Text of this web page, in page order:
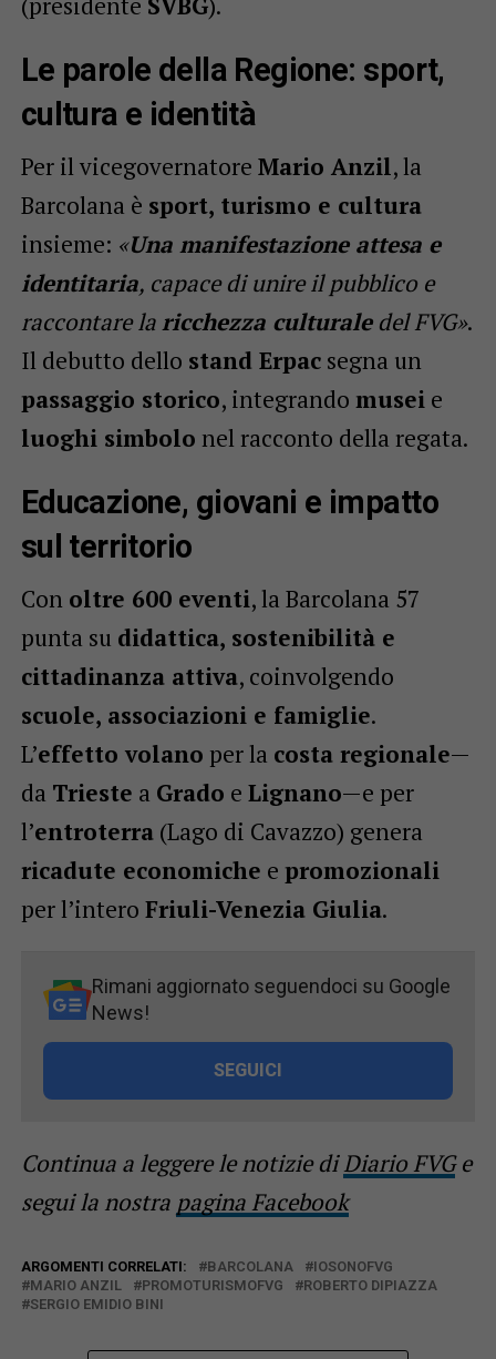
Le parole della Regione: sport,
cultura e identità
Per il vicegovernatore Mario Anzil, la
Barcolana è sport, turismo e cultura
insieme: «Una manifestazione attesa e
identitaria, capace di unire il pubblico e
raccontare laricchezza culturaledel FVG».
Il debutto dello stand Erpacsegna un
passaggio storico, integrando museie
luoghi simbolo nel racconto della regata.
Educazione, giovani e impatto
sul territorio
Con oltre 600 eventi, la Barcolana 57
punta su didattica, sostenibilità e
cittadinanza attiva, coinvolgendo
scuole, associazioni e famiglie.
L’effetto volano per la costa regionale—
da Trieste a Grado e Lignano—e per
l’entroterra(Lago di Cavazzo) genera
ricadute economiche e promozionali
per l’intero Friuli-Venezia Giulia.
Rimani aggiornato seguendoci su Google
News!
SEGUICI
Continua a leggere le notizie diDiario FVGe
segui la nostra pagina Facebook
ARGOMENTI CORRELATI: BARCOLANA
IOSONOFVG
MARIO ANZIL
PROMOTURISMOFVG
ROBERTO DIPIAZZA
SERGIO EMIDIO BINI